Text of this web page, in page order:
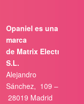
Opaniel es una
marca
de Matrix Electrónica,
S.L.
Alejandro
Sánchez, 109 –
28019 Madrid